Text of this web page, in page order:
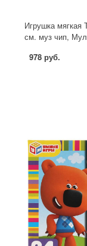
Игрушка
см. муз чип,
978 руб.